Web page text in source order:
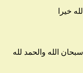
خيرا
سبحان الله والحمد لله